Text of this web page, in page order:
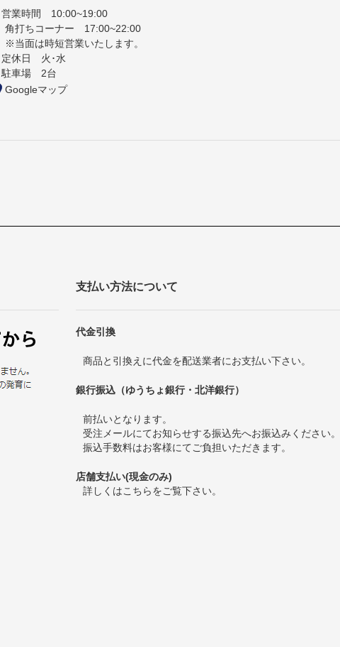
営業時間 10:00~19:00
角打ちコーナー 17:00~22:00
※当面は時短営業いたします。
定休日 火･水
駐車場 2台
Googleマップ
支払い方法について
代金引換
商品と引換えに代金を配送業者にお支払い下さい。
銀行振込（ゆうちょ銀行・北洋銀行）
前払いとなります。
受注メールにてお知らせする振込先へお振込みください。
振込手数料はお客様にてご負担いただきます。
店舗支払い(現金のみ)
詳しくはこちらをご覧下さい。